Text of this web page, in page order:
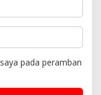
pada peramban